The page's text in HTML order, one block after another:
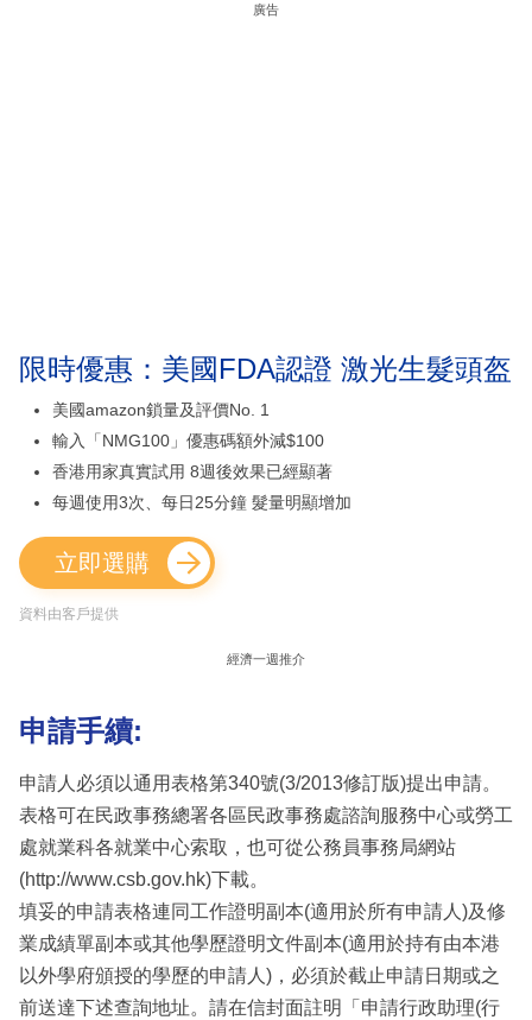
廣告
限時優惠：美國FDA認證 激光生髮頭盔
美國amazon鎖量及評價No. 1
輸入「NMG100」優惠碼額外減$100
香港用家真實試用 8週後效果已經顯著
每週使用3次、每日25分鐘 髮量明顯增加
立即選購
資料由客戶提供
經濟一週推介
申請手續:
申請人必須以通用表格第340號(3/2013修訂版)提出申請。
表格可在民政事務總署各區民政事務處諮詢服務中心或勞工
處就業科各就業中心索取，也可從公務員事務局網站
(http://www.csb.gov.hk)下載。
填妥的申請表格連同工作證明副本(適用於所有申請人)及修
業成績單副本或其他學歷證明文件副本(適用於持有由本港
以外學府頒授的學歷的申請人)，必須於截止申請日期或之
前送達下述查詢地址。請在信封面註明「申請行政助理(行